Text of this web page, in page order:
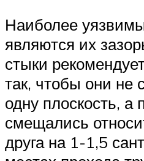
Наиболее
являются их
стыки
так, чтобы они не
одну плоскость,
смещались
друга на 1-1,5